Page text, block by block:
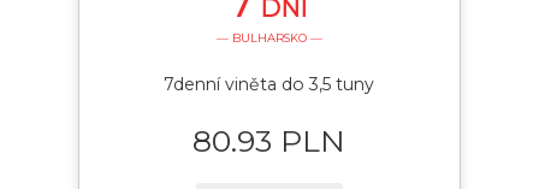
DNÍ
— BULHARSKO —
7denní viněta do 3,5 tuny
80.93 PLN